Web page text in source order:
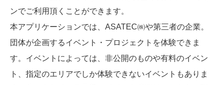
ンでご利用頂くことができます。
本アプリケーションでは、ASATEC㈱や第三者の企業。
団体が企画するイベント・プロジェクトを体験できま
す。イベントによっては、非公開のものや有料のイベン
ト、指定のエリアでしか体験できないイベントもありま